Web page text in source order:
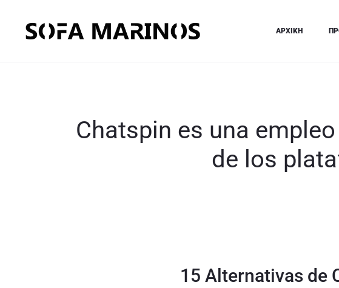
ΑΡΧΙΚΗ
Chatspin es una
de los
15 Alternativas de